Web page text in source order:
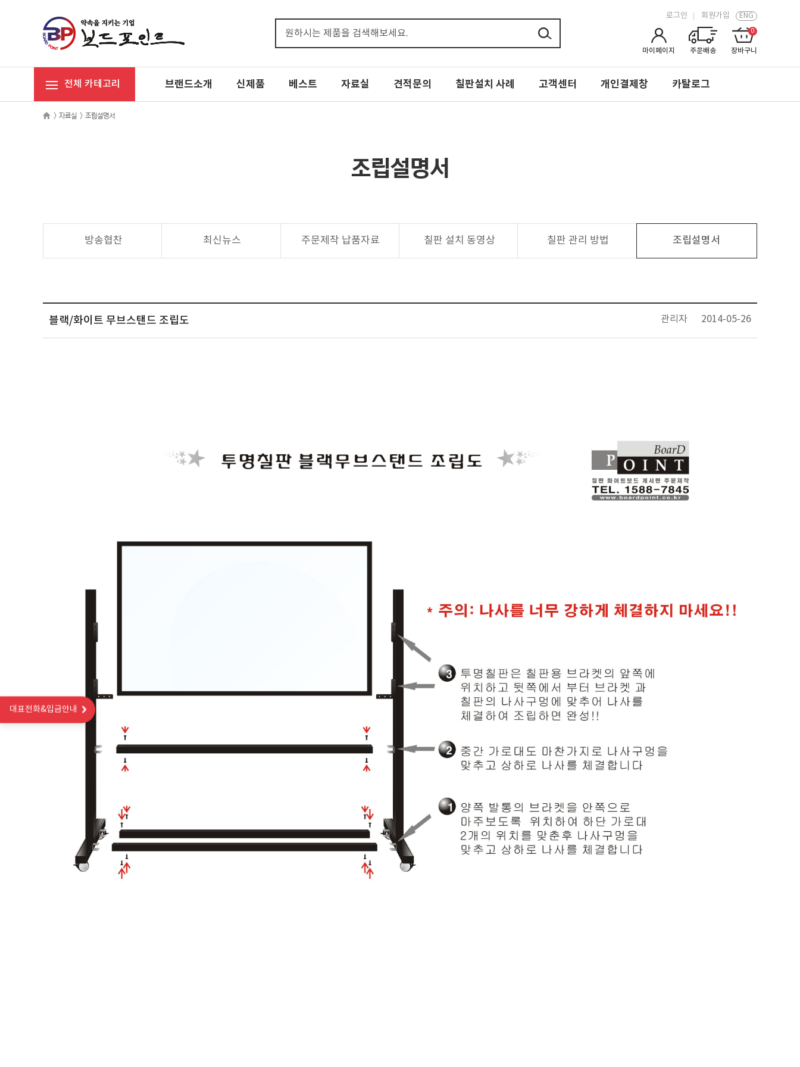
로그인 회원가입 ENG
마이페이지 주문배송
0
장바구니
전체 카테고리 브랜드소개 신제품 베스트 자료실 견적문의 칠판설치 사례 고객센터 개인결제창 카탈로그
> 자료실 > 조립설명서
조립설명서
방송협찬 최신뉴스 주문제작 납품자료 칠판 설치 동영상 칠판 관리 방법 조립설명서
대표전화&입금안내
블랙/화이트 무브스탠드 조립도 관리자 2014-05-26